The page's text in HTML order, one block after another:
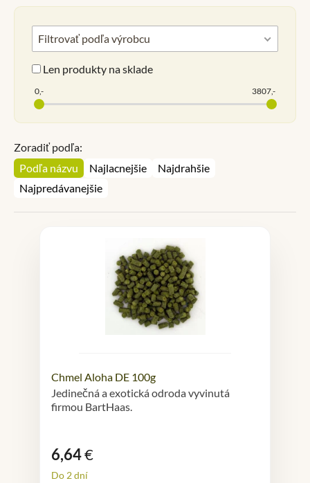
Filtrovať podľa výrobcu
Len produkty na sklade
0,- 3807,-
Zoradiť podľa:
Podľa názvu
Najlacnejšie
Najdrahšie
Najpredávanejšie
Chmel Aloha DE 100g
Jedinečná a exotická odroda vyvinutá
firmou BartHaas.
6,64€
Do 2 dní